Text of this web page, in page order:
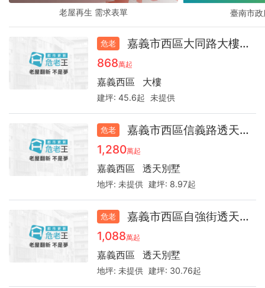
老屋再生 需求表單 臺南市
危老
嘉義市西區大同路大樓32.2
868萬起
嘉義西區 大樓
建坪:45.6起 未提供
危老
嘉義市西區信義路透天39.5
1,280萬起
嘉義西區 透天別墅
地坪:未提供 建坪: 8.97起
危老
嘉義市西區自強街透天48.5
1,088萬起
嘉義西區 透天別墅
地坪:未提供 建坪: 30.76起